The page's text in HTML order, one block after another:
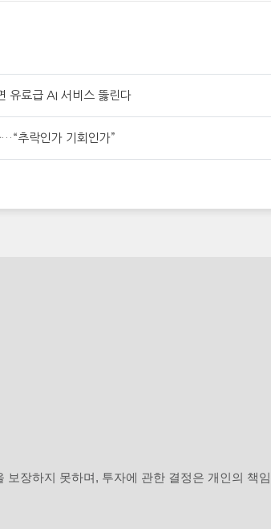
유료급 AI 서비스 뚫린다
추락인가 기회인가”
장하지 못하며, 투자에 관한 결정은 개인의 책